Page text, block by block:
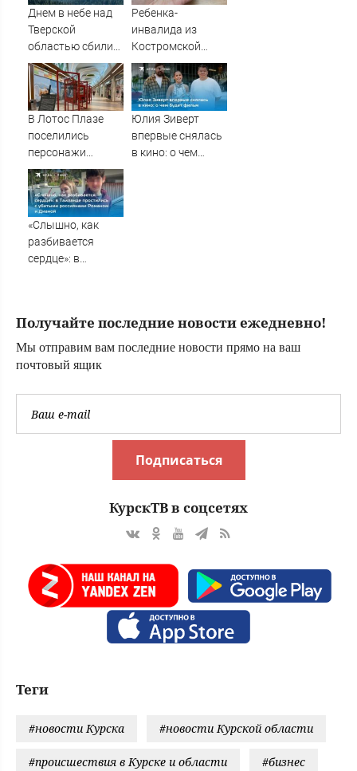
городов Тверской
области сегодня -
Afanasy.biz –
Новости Твери.
Тверь но
Днем в небе над
Тверской
областью сбили
БПЛА
Ребенка-
инвалида из
Костромской
области оставили
без жизненно
важных
препаратов
В Лотос Плазе
поселились
персонажи
Калевалы
Юлия Зиверт
впервые снялась
в кино: о чем
«Слышно, как
разбивается
сердце»: в
россиянами
Дианой
Получайте последние новости ежедневно!
Мы отправим вам последние новости прямо на ваш
почтовый ящик
Подписаться
КурскТВ в соцсетях
Теги
#новости Курска #новости Курской области
#происшествия в Курске и области #бизнес